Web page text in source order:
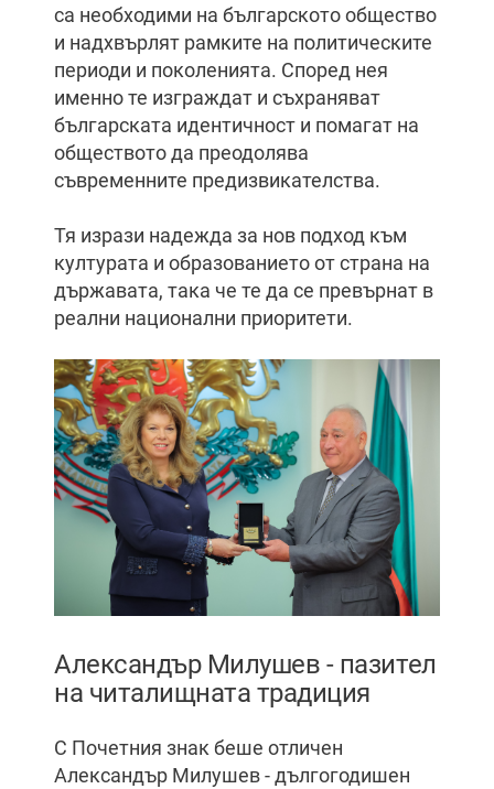
са необходими на българското общество
и надхвърлят рамките на политическите
периоди и поколенията. Според нея
именно те изграждат и съхраняват
българската идентичност и помагат на
обществото да преодолява
съвременните предизвикателства.
Тя изрази надежда за нов подход към
културата и образованието от страна на
държавата, така че те да се превърнат в
реални национални приоритети.
Александър Милушев - пазител
на читалищната традиция
С Почетния знак беше отличен
Александър Милушев - дългогодишен